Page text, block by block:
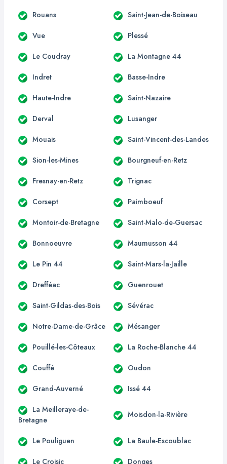
Rouans Saint-Jean-de-Boiseau
Vue Plessé
Le Coudray La Montagne 44
Indret Basse-Indre
Haute-Indre Saint-Nazaire
Derval Lusanger
Mouais Saint-Vincent-des-Landes
Sion-les-Mines Bourgneuf-en-Retz
Fresnay-en-Retz Trignac
Corsept Paimboeuf
Montoir-de-Bretagne Saint-Malo-de-Guersac
Bonnoeuvre Maumusson 44
Le Pin 44 Saint-Mars-la-Jaille
Drefféac Guenrouet
Saint-Gildas-des-Bois Sévérac
Notre-Dame-de-Grâce Mésanger
Pouillé-les-Côteaux La Roche-Blanche 44
Couffé Oudon
Grand-Auverné Issé 44
La Meilleraye-de-
Bretagne
Moisdon-la-Rivière
Le Pouliguen La Baule-Escoublac
Le Croisic Donges